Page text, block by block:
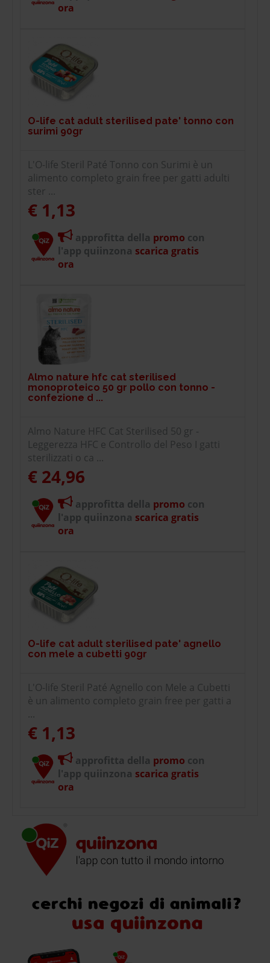
ora
O-life cat adult sterilised pate' tonno con
surimi 90gr
L'O-life Steril Paté Tonno con Surimi è un
alimento completo grain free per gatti adulti
ster ...
€ 1,13
approfitta della promo con
l'app quiinzona scarica gratis
ora
Almo nature hfc cat sterilised
monoproteico 50 gr pollo con tonno -
confezione d ...
Almo Nature HFC Cat Sterilised 50 gr -
Leggerezza HFC e Controllo del Peso I gatti
sterilizzati o ca ...
€ 24,96
approfitta della promo con
l'app quiinzona scarica gratis
ora
O-life cat adult sterilised pate' agnello
con mele a cubetti 90gr
L'O-life Steril Paté Agnello con Mele a Cubetti
è un alimento completo grain free per gatti a
...
€ 1,13
approfitta della promo con
l'app quiinzona scarica gratis
ora